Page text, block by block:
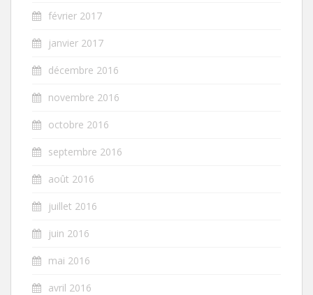
février 2017
janvier 2017
décembre 2016
novembre 2016
octobre 2016
septembre 2016
août 2016
juillet 2016
juin 2016
mai 2016
avril 2016